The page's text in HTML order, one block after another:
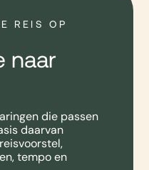
REIS OP
naar
die passen
daarvan
tempo en